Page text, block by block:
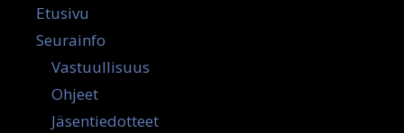
Etusivu
Seurainfo
Vastuullisuus
Ohjeet
Jäsentiedotteet